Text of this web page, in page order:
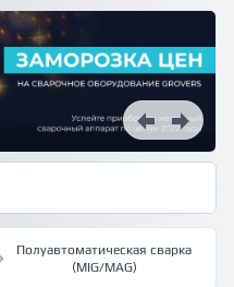
Полуавтоматическая сварка
(MIG/MAG)